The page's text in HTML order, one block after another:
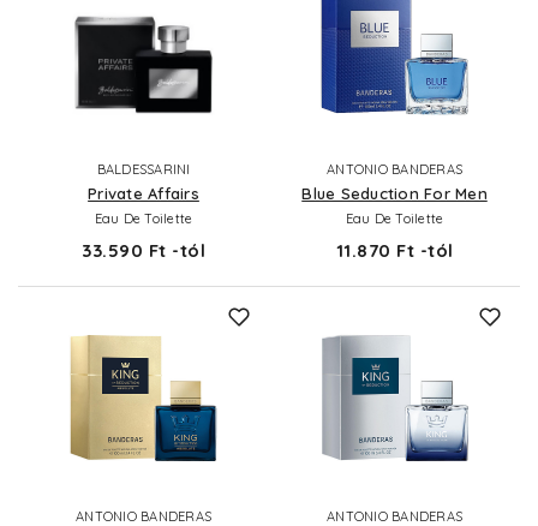
BALDESSARINI
Private Affairs
Eau De Toilette
33.590 Ft -tól
ANTONIO BANDERAS
Blue Seduction For Men
Eau De Toilette
11.870 Ft -tól
ANTONIO BANDERAS ANTONIO BANDERAS